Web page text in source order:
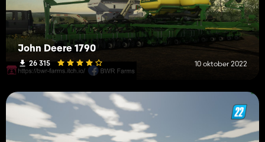
John Deere 1790
26 315 10 oktober 2022